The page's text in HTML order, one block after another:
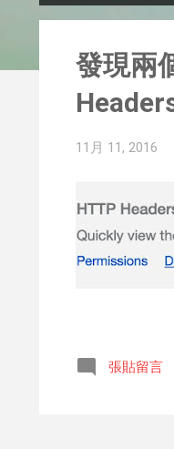
表
發現兩
11月 11, 2016
張貼留言